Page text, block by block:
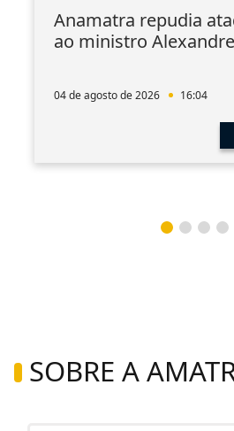
Anamatra repudia
ao ministro
04 de agosto de 2026 16:04
SOBRE A